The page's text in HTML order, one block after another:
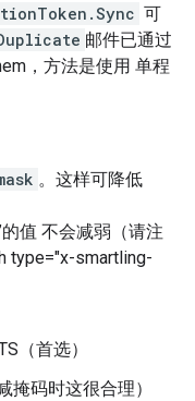
可
邮件已通过
，方法是使用 单程
。这样可降低
的值 不会减弱（请注
type="x-smartling-
（首选）
掩码时这很合理）